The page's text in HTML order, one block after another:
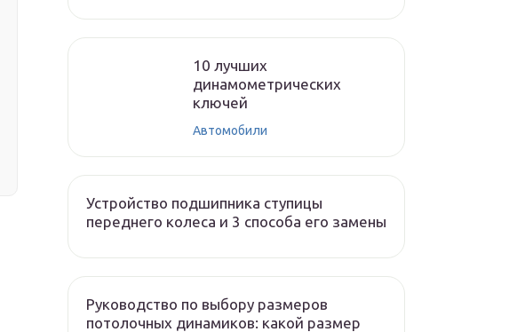
10 лучших
динамометрических
ключей
Автомобили
Устройство подшипника ступицы
переднего колеса и 3 способа его замены
Руководство по выбору размеров
потолочных динамиков: какой размер